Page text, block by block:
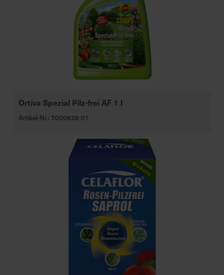
Ortiva Spezial Pilz-frei AF 1 l
Artikel-Nr.: 7000638-01